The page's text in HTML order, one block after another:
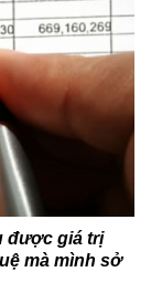
được giá trị
mà mình sở